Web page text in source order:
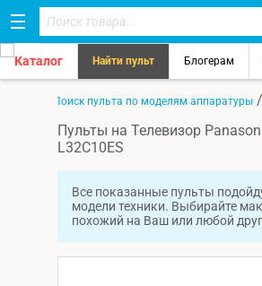
Каталог Найти пульт Блогерам
Поиск пульта по моделям аппаратуры /
Пульты на Телевизор
L32C10ES
Все показанные пульты
модели техники. Выбирайте
похожий на Ваш или любой